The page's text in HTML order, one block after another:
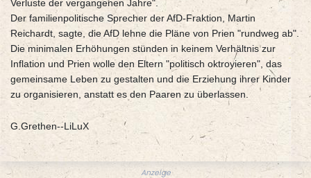
Verluste der vergangenen Jahre".
Der familienpolitische Sprecher der AfD-Fraktion, Martin
Reichardt, sagte, die AfD lehne die Pläne von Prien "rundweg ab".
Die minimalen Erhöhungen stünden in keinem Verhältnis zur
Inflation und Prien wolle den Eltern "politisch oktroyieren", das
gemeinsame Leben zu gestalten und die Erziehung ihrer Kinder
zu organisieren, anstatt es den Paaren zu überlassen.
G.Grethen--LiLuX
Anzeige